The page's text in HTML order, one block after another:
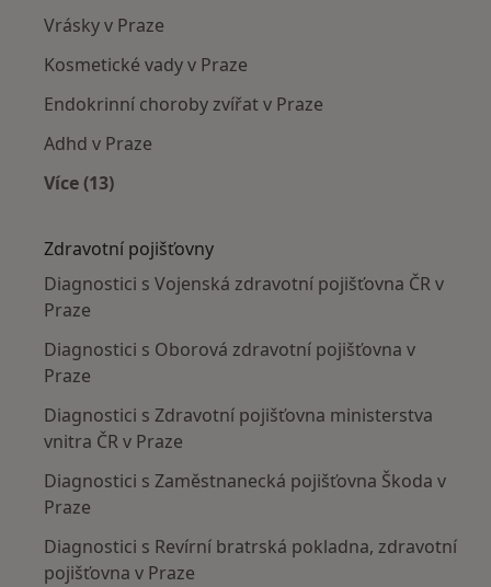
Vrásky v Praze
Kosmetické vady v Praze
Endokrinní choroby zvířat v Praze
Adhd v Praze
Více (13)
Zdravotní pojišťovny
Diagnostici s Vojenská zdravotní pojišťovna ČR v
Praze
Diagnostici s Oborová zdravotní pojišťovna v
Praze
Diagnostici s Zdravotní pojišťovna ministerstva
vnitra ČR v Praze
Diagnostici s Zaměstnanecká pojišťovna Škoda v
Praze
Diagnostici s Revírní bratrská pokladna, zdravotní
pojišťovna v Praze